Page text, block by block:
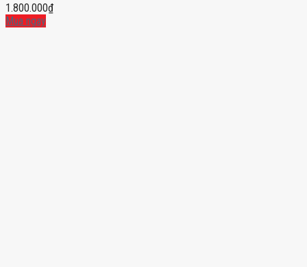
1.800.000₫
Mua ngay